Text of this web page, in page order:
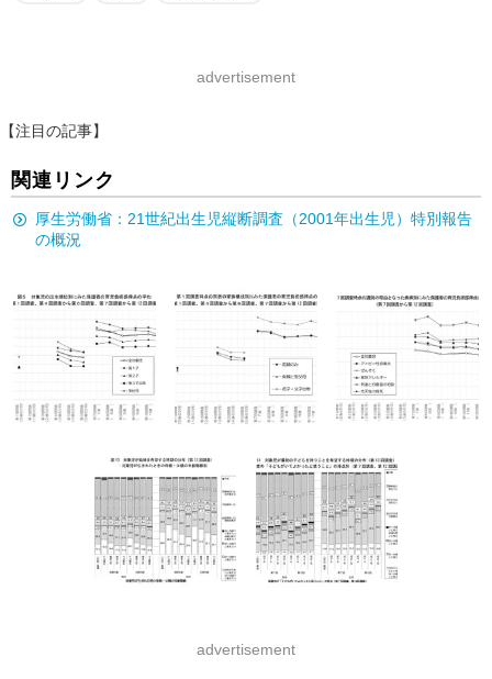
advertisement
【注目の記事】
関連リンク
厚生労働省：21世紀出生児縦断調査（2001年出生児）特別報告
の概況
advertisement